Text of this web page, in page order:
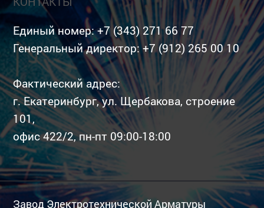
Единый номер:+7 (343) 271 66 77
Генеральный директор:+7 (912) 265 00 10
Фактический адрес:
г. Екатеринбург, ул. Щербакова, строение
101,
офис 422/2, пн-пт 09:00-18:00
Завод Электротехнической Арматуры